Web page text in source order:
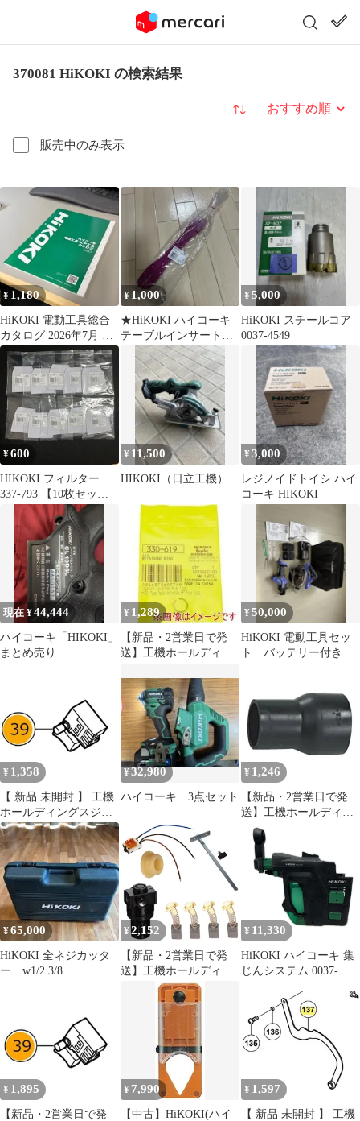
370081 HiKOKI の検索結果
販売中のみ表示
並び替え
¥ 1,180
HiKOKI 電動工具総合
カタログ 2026年7月 最
新版 新品未使用
¥ 1,000
★HiKOKI ハイコーキ
テーブルインサート
329-783
¥5,000
HiKOKI スチールコア
0037-4549
¥600
HIKOKI フィルター
337-793 【10枚セッ
¥ 11,500
HIKOKI（日立工機）
¥3,000
レジノイドトイシ ハイ
コーキ HIKOKI
現在 ¥44,444
ハイコーキ「HIKOKI」
まとめ売り
¥ 1,289
【新品・2営業日で発
送】工機ホールディン
(330619 6444)
¥50,000
HiKOKI 電動工具セッ
ト バッテリー付き
¥ 1,358
【 新品 未開封 】 工機
ホールディングスジャ
パン HiKOKI スイツチ
(ブレーキヨウ) 337724
未使用 送料無料
¥32,980
ハイコーキ 3点セット
¥ 1,246
【新品・2営業日で発
送】工機ホールディン
グス HiKOKI アダプタ
(320994 6444)
¥65,000
HiKOKI 全ネジカッタ
ー w1/2.3/8
¥ 2,152
【新品・2営業日で発
送】工機ホールディン
グス HiKOKI リンク
(329787 6444)
¥ 11,330
HiKOKI ハイコーキ 集
じんシステム 0037-
¥ 1,895
【新品・2営業日で発
¥ 7,990
【中古】HiKOKI(ハイ
¥ 1,597
【 新品 未開封 】 工機